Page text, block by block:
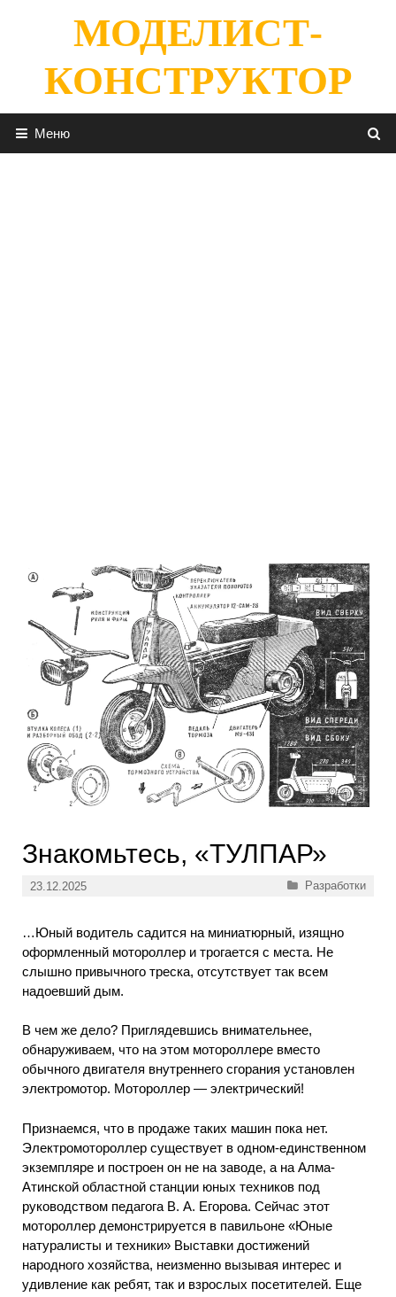
содержимомуМОДЕЛИСТ-
КОНСТРУКТОР
Меню
Знакомьтесь, «ТУЛПАР»
23.12.2025 Рубрики
Разработки
…Юный водитель садится на миниатюрный, изящно
оформленный мотороллер и трогается с места. Не
слышно привычного треска, отсутствует так всем
надоевший дым.
В чем же дело? Приглядевшись внимательнее,
обнаруживаем, что на этом мотороллере вместо
обычного двигателя внутреннего сгорания установлен
электромотор. Мотороллер — электрический!
Признаемся, что в продаже таких машин пока нет.
Электромотороллер существует в одном-единственном
экземпляре и построен он не на заводе, а на Алма-
Атинской областной станции юных техников под
руководством педагога В. А. Егорова. Сейчас этот
мотороллер демонстрируется в павильоне «Юные
натуралисты и техники» Выставки достижений
народного хозяйства, неизменно вызывая интерес и
удивление как ребят, так и взрослых посетителей. Еще